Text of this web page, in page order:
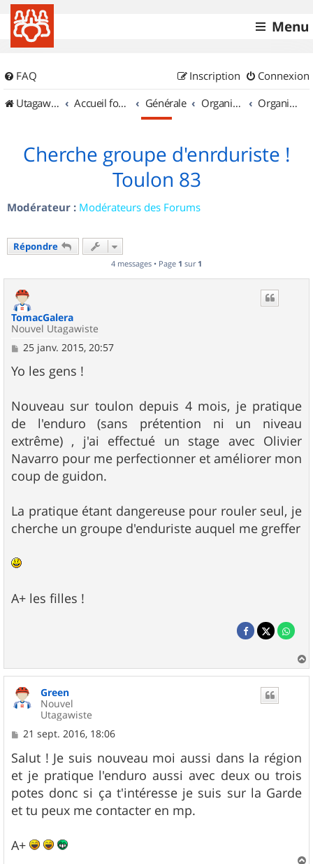
Menu
FAQ Connexion
Inscription
UtagawaVTT (Randos VTT et VTTAE avec traces GPS)
Accueil forum Générale Organisation de sorties & Recherche de partenaires Organisation de sorties en région Provence Alpes Côte d'Azur
Cherche groupe d'enrduriste !
Toulon 83
Modérateur : Modérateurs des Forums
Répondre
4 messages • Page 1 sur 1
TomacGalera
Nouvel Utagawiste
M
s
s
g
e
25 janv. 2015, 20:57
Yo les gens !
Nouveau sur toulon depuis 4 mois, je pratique
de l'enduro (sans prétention ni un niveau
extrême) , j'ai effectué un stage avec Olivier
Navarro pour me perfectionner et améliorer mon
coup de guidon.
La pratique étant dangereuse pour rouler seul, je
cherche un groupe d'enduriste auquel me greffer
A+ les filles !
a
Green
Nouvel
Utagawiste
M
s
s
a
g
e
21 sept. 2016, 18:06
Salut ! Je suis nouveau moi aussi dans la région
et je pratique l'enduro aussi avec deux ou trois
potes donc si ça t'intéresse je suis sur la Garde
et tu peux me contacter en mp.
A+